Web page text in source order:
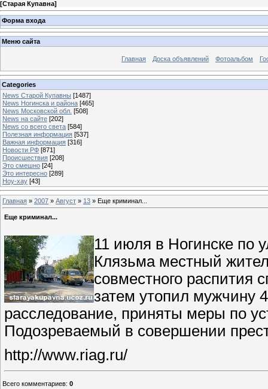
[Старая Купавна]
Форма входа
Меню сайта
Главная Доска объявлений Фотоальбом
Categories
News Старой Купавны [1487]
News Ногинска и района [465]
News Московской обл. [508]
News на сайте [202]
News со всего света [584]
Полезная информация [537]
Важная информация [316]
Новости РФ [871]
Происшествия [208]
Это смешно [24]
Это интересно [289]
Ноу-хау [43]
Главная » 2007 » Август » 13 » Еще криминал...
Еще криминал...
11 июля в Ногинске по
Клязьма местный
совместного распития
затем утопил мужчину
расследование, приняты меры по
Подозреваемый в совершении
http://www.riag.ru/
Всего комментариев: 0